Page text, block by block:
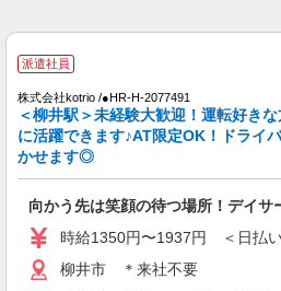
派遣社員
株式会社kotrio /●HR-H-2077491
＜柳井駅＞未経験大歓迎！運転好き
に活躍できます♪AT限定OK！ドライ
かせます◎
向かう先は笑顔の待つ場所！デイ
時給1350円〜1937円 ＜日払
柳井市 ＊来社不要